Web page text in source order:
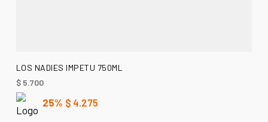
AÑADIR AL CARRITO
LOS NADIES IMPETU 750ML
$5.700
25% $ 4.275